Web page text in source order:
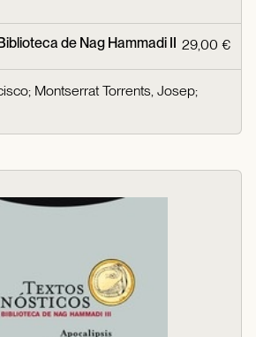
de Nag Hammadi II 29,00 €
; Montserrat Torrents, Josep;